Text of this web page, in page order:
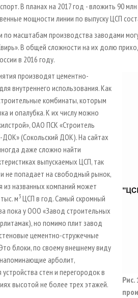
В планах на 2017 год - вложить 90
мощности линии по выпуску ЦСП
по масштабам производства заводами
В общей сложности на их долю
в 2016 году.
производят цементно-
внутреннего использования. Как
комбинаты, которым
и опалубка. К их числу можно
ОАО ПСК «Строитель
(Сокольский ДОК). На сайтах
даже сложно найти
выпускаемых ЦСП, так
не попадает на свободный рынок,
названных компаний может
м3 ЦСП в год. Самый скромный
пока у ООО «Завод строительных
но помимо плит завод
цементно-стружечные
блоки, по своему внешнему виду
арболит,
стен и перегородок в
высотой не более трех этажей.